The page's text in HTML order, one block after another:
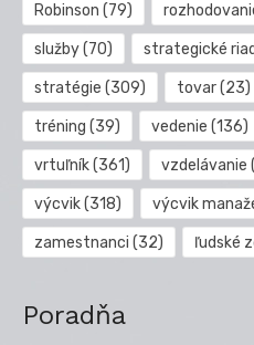
Robinson (79)
služby(70) strategické
stratégie (309) tovar(23)
tréning (39) vedenie (136)
vrtuľník(361) vzdelávanie
výcvik(318) výcvik
zamestnanci (32) ľudské
Poradňa